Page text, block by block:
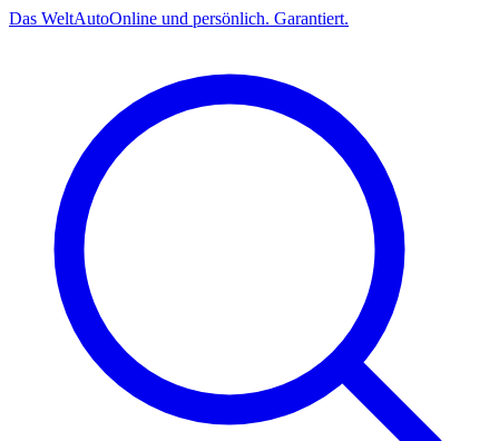
Das WeltAutoOnline und persönlich. Garantiert.